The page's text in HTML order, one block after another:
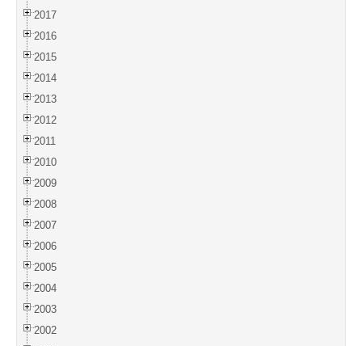
2017
2016
2015
2014
2013
2012
2011
2010
2009
2008
2007
2006
2005
2004
2003
2002